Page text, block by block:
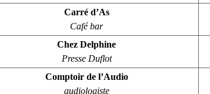
Carré d’As
Café bar
Chez Delphine
Presse Duflot
Comptoir de l’Audio
audiologiste